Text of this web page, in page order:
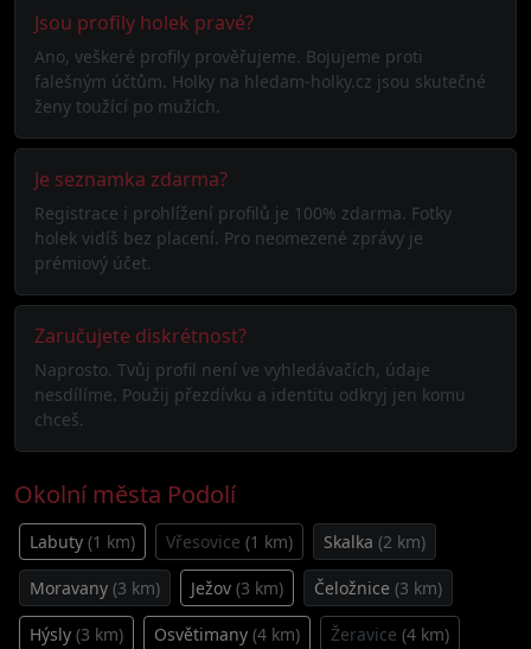
Jsou profily holek pravé?
Ano, veškeré profily prověřujeme. Bojujeme proti
falešným účtům. Holky na hledam-holky.cz jsou skutečné
ženy toužící po mužích.
Je seznamka zdarma?
Registrace i prohlížení profilů je 100% zdarma. Fotky
holek vidíš bez placení. Pro neomezené zprávy je
prémiový účet.
Zaručujete diskrétnost?
Naprosto. Tvůj profil není ve vyhledávačích, údaje
nesdílíme. Použij přezdívku a identitu odkryj jen komu
chceš.
Okolní města Podolí
Labuty (1 km) Vřesovice (1 km) Skalka (2 km)
Moravany (3 km) Ježov (3 km) Čeložnice (3 km)
Hýsly (3 km) Osvětimany (4 km) Žeravice (4 km)